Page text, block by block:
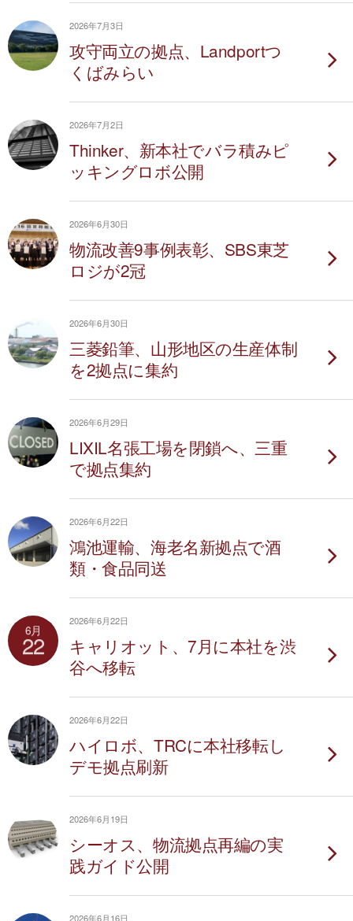
2026年7月3日
攻守両立の拠点、Landportつ
くばみらい
2026年7月2日
Thinker、新本社でバラ積みピ
ッキングロボ公開
2026年6月30日
物流改善9事例表彰、SBS東芝
ロジが2冠
2026年6月30日
三菱鉛筆、山形地区の生産体制
を2拠点に集約
2026年6月29日
LIXIL名張工場を閉鎖へ、三重
で拠点集約
2026年6月22日
鴻池運輸、海老名新拠点で酒
類・食品同送
6月
22
2026年6月22日
キャリオット、7月に本社を渋
谷へ移転
2026年6月22日
ハイロボ、TRCに本社移転し
デモ拠点刷新
2026年6月19日
シーオス、物流拠点再編の実
践ガイド公開
2026年6月16日